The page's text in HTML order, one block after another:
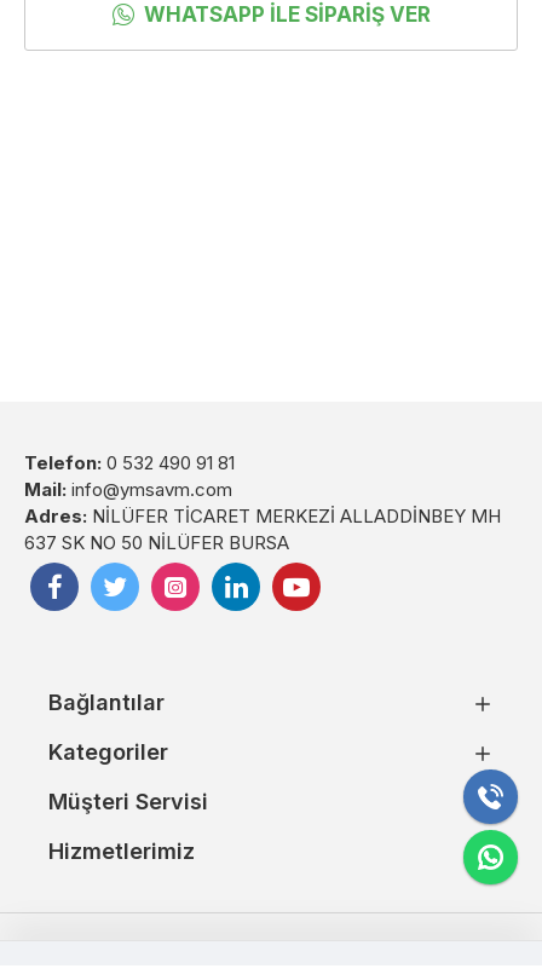
WHATSAPP İLE SIPARIŞ VER
Telefon: 0 532 490 91 81
Mail: info@ymsavm.com
Adres: NİLÜFER TİCARET MERKEZİ ALLADDİNBEY MH
637 SK NO 50 NİLÜFER BURSA
Bağlantılar
Kategoriler
Müşteri Servisi
Hizmetlerimiz